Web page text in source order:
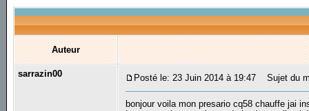
Auteur
sarrazin00 Posté le: 23 Juin 2014 à 19:47 Sujet du
bonjour voila mon presario cq58 chauffe jai